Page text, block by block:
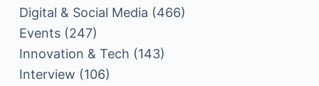
Digital & Social Media (466)
Events(247)
Innovation & Tech (143)
Interview (106)